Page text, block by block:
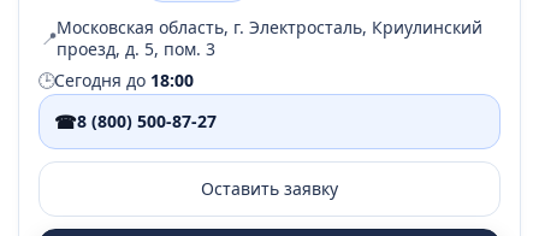
📍Московская область, г. Электросталь, Криулинский
проезд, д. 5, пом. 3
🕒Сегодня до 18:00
☎8 (800) 500-87-27
Оставить заявку